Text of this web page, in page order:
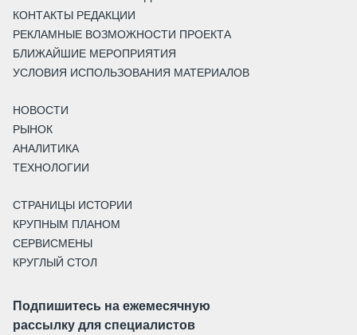
КОНТАКТЫ РЕДАКЦИИ
РЕКЛАМНЫЕ ВОЗМОЖНОСТИ ПРОЕКТА
БЛИЖАЙШИЕ МЕРОПРИЯТИЯ
УСЛОВИЯ ИСПОЛЬЗОВАНИЯ МАТЕРИАЛОВ
НОВОСТИ
РЫНОК
АНАЛИТИКА
ТЕХНОЛОГИИ
СТРАНИЦЫ ИСТОРИИ
КРУПНЫМ ПЛАНОМ
СЕРВИСМЕНЫ
КРУГЛЫЙ СТОЛ
Подпишитесь на ежемесячную
рассылку для специалистов